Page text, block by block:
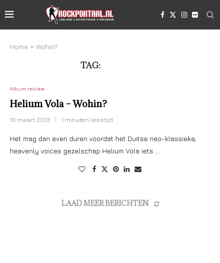
Home » Wohin?
TAG:
Album review
Helium Vola – Wohin?
10 maart 2013 1 minuten leestijd
Het mag dan even duren voordat het Duitse neo-klassieke,
heavenly voices gezelschap Helium Vola iets …
LAAD MEER BERICHTEN